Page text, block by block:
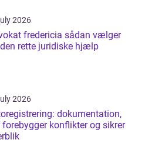
2026
fredericia sådan vælger
rette juridiske hjælp
2026
dokumentation,
forebygger konflikter og sikrer